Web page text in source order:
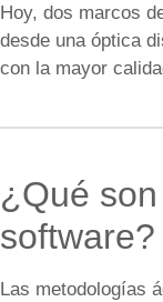
Hoy, dos marcos
desde una óptica
con la mayor
¿Qué
software?
Las metodologías